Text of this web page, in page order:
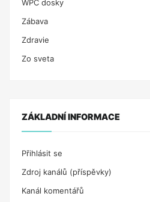
WPC dosky
Zábava
Zdravie
Zo sveta
ZÁKLADNÍ INFORMACE
Přihlásit se
Zdroj kanálů (příspěvky)
Kanál komentářů